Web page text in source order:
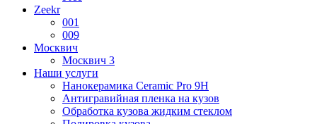
Zeekr
001
009
Москвич
Москвич 3
Наши услуги
Нанокерамика Ceramic Pro 9H
Антигравийная пленка на кузов
Обработка кузова жидким стеклом